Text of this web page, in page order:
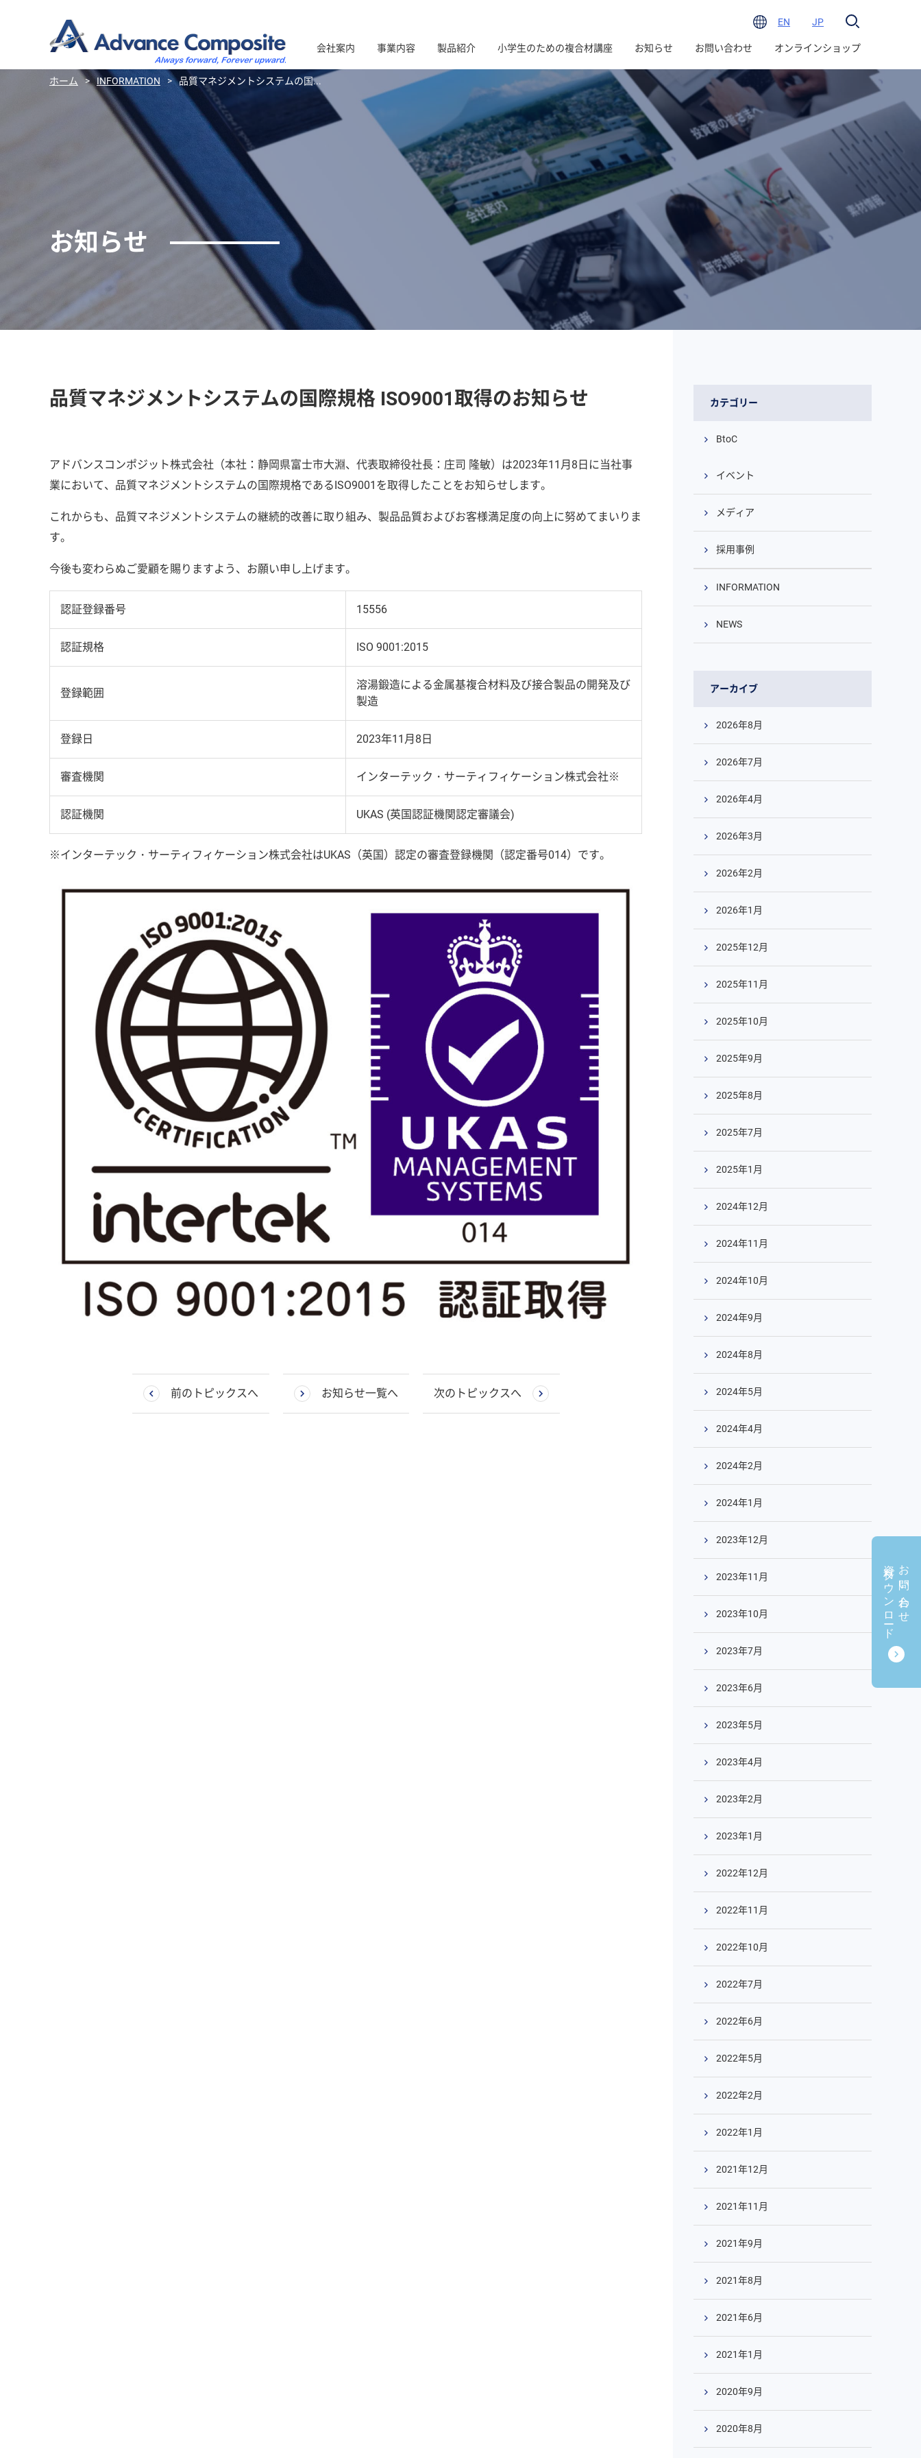
EN JP
会社案内 事業内容 製品紹介 小学生のための複合材講座 お知らせ お問い合わせ オンラインショップ
お問い合わせ
資料ダウンロード
ホーム > INFORMATION > 品質マネジメントシステムの国...
お知らせ
品質マネジメントシステムの国際規格 ISO9001取得のお知らせ
アドバンスコンポジット株式会社（本社：静岡県富士市大淵、代表取締役社長：庄司 隆敏）は2023年11月8日に当社事
業において、品質マネジメントシステムの国際規格であるISO9001を取得したことをお知らせします。
これからも、品質マネジメントシステムの継続的改善に取り組み、製品品質およびお客様満足度の向上に努めてまいりま
す。
今後も変わらぬご愛顧を賜りますよう、お願い申し上げます。
認証登録番号 15556
認証規格 ISO 9001:2015
登録範囲
溶湯鍛造による金属基複合材料及び接合製品の開発及び
製造
登録日 2023年11月8日
審査機関 インターテック・サーティフィケーション株式会社※
認証機関 UKAS (英国認証機関認定審議会)
※インターテック・サーティフィケーション株式会社はUKAS（英国）認定の審査登録機関（認定番号014）です。
前のトピックスへ お知らせ一覧へ 次のトピックスへ
カテゴリー
BtoC
イベント
メディア
採用事例
INFORMATION
NEWS
アーカイブ
2026年8月
2026年7月
2026年4月
2026年3月
2026年2月
2026年1月
2025年12月
2025年11月
2025年10月
2025年9月
2025年8月
2025年7月
2025年1月
2024年12月
2024年11月
2024年10月
2024年9月
2024年8月
2024年5月
2024年4月
2024年2月
2024年1月
2023年12月
2023年11月
2023年10月
2023年7月
2023年6月
2023年5月
2023年4月
2023年2月
2023年1月
2022年12月
2022年11月
2022年10月
2022年7月
2022年6月
2022年5月
2022年2月
2022年1月
2021年12月
2021年11月
2021年9月
2021年8月
2021年6月
2021年1月
2020年9月
2020年8月